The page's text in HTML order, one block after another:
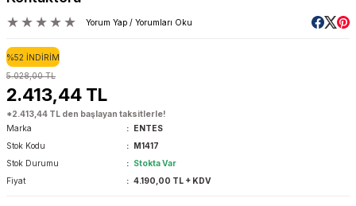
Yorum Yap / Yorumları Oku
%52 İNDİRİM
5.028,00 TL
2.413,44 TL
*2.413,44 TL den başlayan taksitlerle!
Marka
ENTES
Stok Kodu
M1417
Stok Durumu
Stokta Var
Fiyat
4.190,00 TL + KDV